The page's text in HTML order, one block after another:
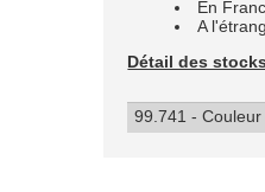
En
A
Détail des stocks
99.741 - Couleur